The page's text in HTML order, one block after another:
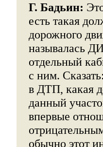
Г. Бадьин:
есть такая
дорожного
называлась
отдельный
с ним.
в ДТП, какая
данный
впервые
обычно этот